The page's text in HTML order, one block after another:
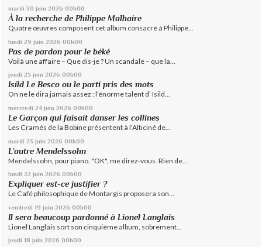
mardi 30 juin 2026 00h00
À la recherche de Philippe Malhaire
Quatre œuvres composent cet album consacré à Philippe...
lundi 29 juin 2026 00h00
Pas de pardon pour le béké
Voilà une affaire – Que dis-je ? Un scandale – que la...
jeudi 25 juin 2026 00h00
Isild Le Besco ou le parti pris des mots
On ne le dira jamais assez : l’énorme talent d’ Isild...
mercredi 24 juin 2026 00h00
Le Garçon qui faisait danser les collines
Les Cramés de la Bobine présentent à l'Alticiné de...
mardi 23 juin 2026 00h00
L’autre Mendelssohn
Mendelssohn, pour piano. "OK", me direz-vous. Rien de...
lundi 22 juin 2026 00h00
Expliquer est-ce justifier ?
Le Café philosophique de Montargis proposera son...
vendredi 19 juin 2026 00h00
Il sera beaucoup pardonné à Lionel Langlais
Lionel Langlais sort son cinquième album, sobrement...
jeudi 18 juin 2026 00h00